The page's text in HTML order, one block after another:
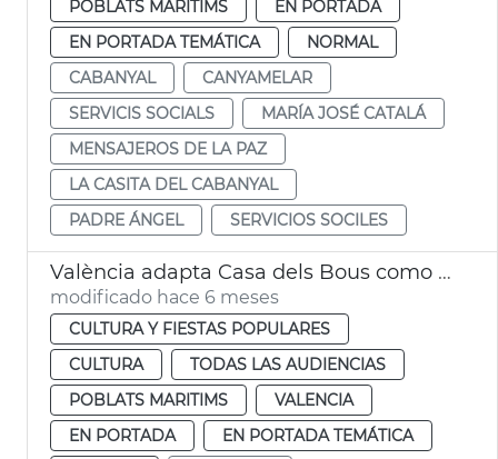
POBLATS MARITIMS
EN PORTADA
EN PORTADA TEMÁTICA
NORMAL
CABANYAL
CANYAMELAR
SERVICIS SOCIALS
MARÍA JOSÉ CATALÁ
MENSAJEROS DE LA PAZ
LA CASITA DEL CABANYAL
PADRE ÁNGEL
SERVICIOS SOCILES
València adapta Casa dels Bous como futuro Museo del Mar
modificado hace 6 meses
CULTURA Y FIESTAS POPULARES
CULTURA
TODAS LAS AUDIENCIAS
POBLATS MARITIMS
VALENCIA
EN PORTADA
EN PORTADA TEMÁTICA